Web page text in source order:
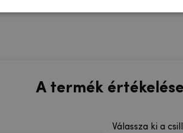
A termék értékelése
Válassza ki a